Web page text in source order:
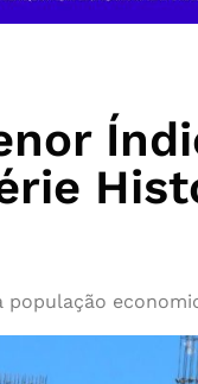
população